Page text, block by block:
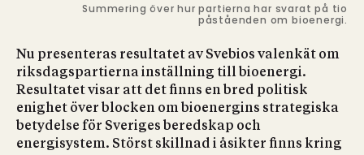
Summering över hur partierna har svarat på tio
påståenden om bioenergi.
Nu presenteras resultatet av Svebios valenkät om
riksdagspartierna inställning till bioenergi.
Resultatet visar att det finns en bred politisk
enighet över blocken om bioenergins strategiska
betydelse för Sveriges beredskap och
energisystem. Störst skillnad i åsikter finns kring